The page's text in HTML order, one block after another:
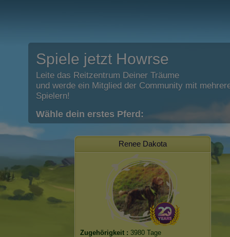
Spiele jetzt Howrse
Leite das Reitzentrum Deiner Träume
und werde ein Mitglied der Community mit
Spielern!
Wähle dein erstes Pferd:
Renee Dakota
Zugehörigkeit : 3980 Tage